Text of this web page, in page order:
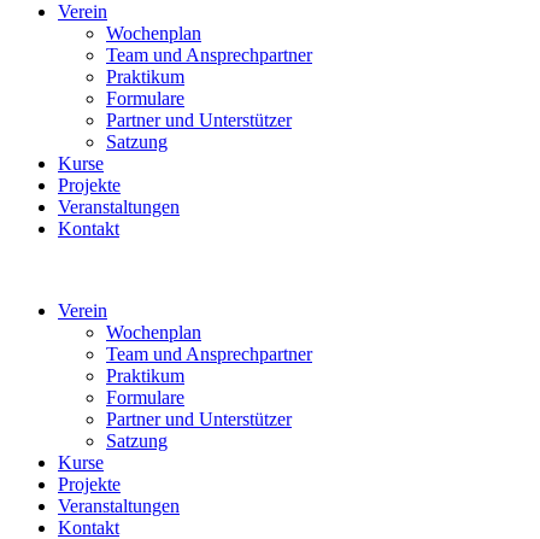
Verein
Wochenplan
Team und Ansprechpartner
Praktikum
Formulare
Partner und Unterstützer
Satzung
Kurse
Projekte
Veranstaltungen
Kontakt
Verein
Wochenplan
Team und Ansprechpartner
Praktikum
Formulare
Partner und Unterstützer
Satzung
Kurse
Projekte
Veranstaltungen
Kontakt